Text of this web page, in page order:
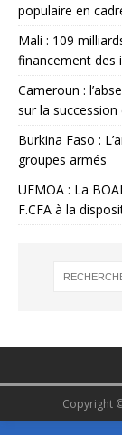
populaire en
Mali : 109
financement des
Cameroun :
sur la
Burkina Faso :
groupes armés
UEMOA : La
F.CFA à la
Copyright